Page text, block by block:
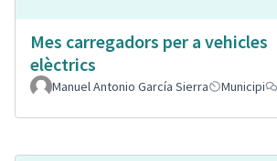
Mes carregadors per a vehicles
elèctrics
Manuel Antonio García Sierra Municipi